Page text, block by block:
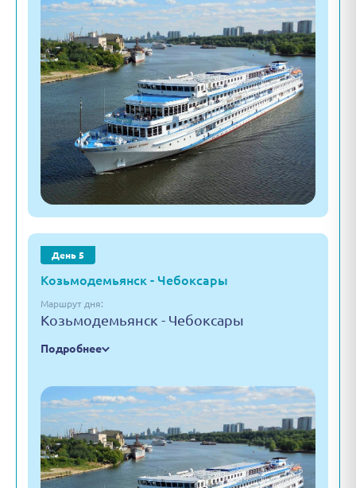
День 5
Козьмодемьянск - Чебоксары
Маршрут дня:
Козьмодемьянск - Чебоксары
Подробнее